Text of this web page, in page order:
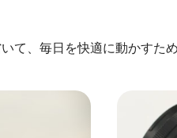
、毎日を快適に動かすた